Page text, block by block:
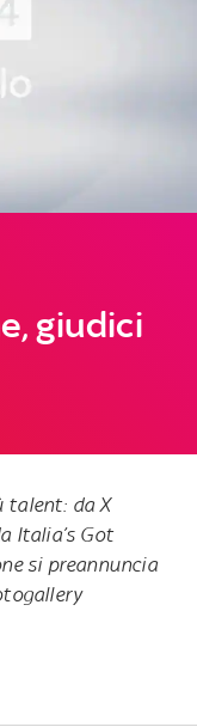
giudici
talent: da X
Italia’s Got
si preannuncia